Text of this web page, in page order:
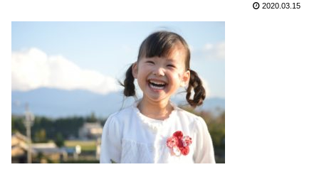
2020.03.15